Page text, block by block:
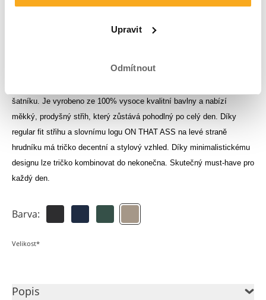
Upravit
Odmítnout
šatníku. Je vyrobeno ze 100% vysoce kvalitní bavlny a nabízí
měkký, prodyšný střih, který zůstává pohodlný po celý den. Díky
regular fit střihu a slovnímu logu ON THAT ASS na levé straně
hrudníku má tričko decentní a stylový vzhled. Díky minimalistickému
designu lze tričko kombinovat do nekonečna. Skutečný must-have pro
každý den.
Barva:
Velikost*
Popis